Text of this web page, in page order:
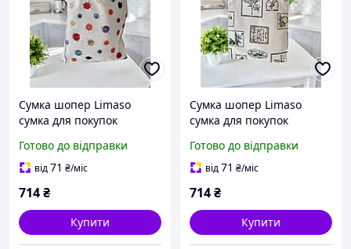
Сумка шопер Limaso
сумка для покупок
Готово до відправки
від71 ₴/міс
714₴
Купити
Сумка шопер Limaso
сумка для покупок
Готово до відправки
від71 ₴/міс
714₴
Купити